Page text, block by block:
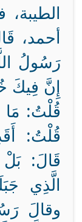
أحمد،
رَسُولُ
إِنَّ فِيكَ
قُلْتُ: مَا
قُلْتُ:
قَالَ: بَلْ
الَّذِي
وقالَ